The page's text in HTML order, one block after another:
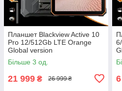
Планшет Blackview Active 10
Pro 12/512Gb LTE Orange
Global version
Більше 3 од.
21 999 ₴ 26 999 ₴